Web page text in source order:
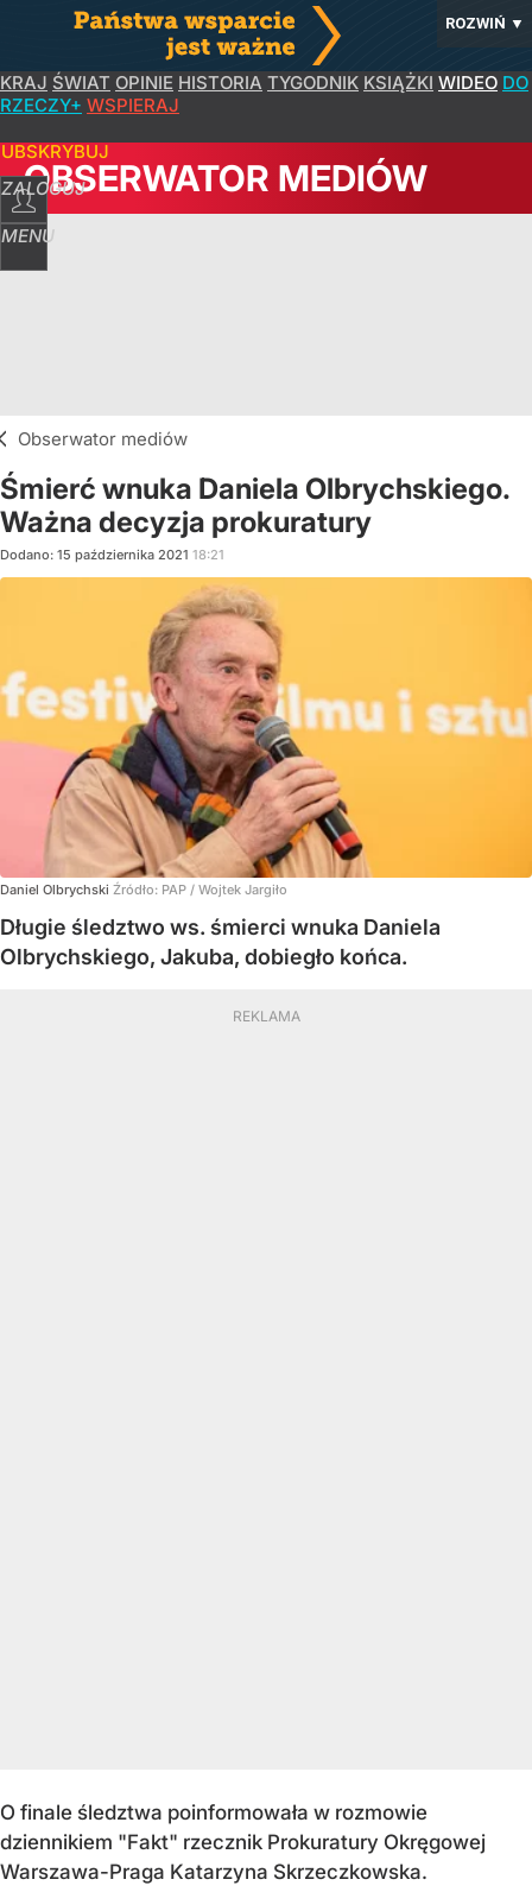
ROZWIŃ ▼
KRAJ ŚWIAT OPINIE HISTORIA TYGODNIK KSIĄŻKI WIDEO DO
RZECZY+ WSPIERAJ
ZALOGUJ
MENU
OBSERWATOR MEDIÓW
Obserwator mediów
Śmierć wnuka Daniela Olbrychskiego.
Ważna decyzja prokuratury
Dodano: 15 października 2021 18:21
Daniel Olbrychski Źródło: PAP / Wojtek Jargiło
Długie śledztwo ws. śmierci wnuka Daniela
Olbrychskiego, Jakuba, dobiegło końca.
O finale śledztwa poinformowała w rozmowie
dziennikiem "Fakt" rzecznik Prokuratury Okręgowej
Warszawa-Praga Katarzyna Skrzeczkowska.